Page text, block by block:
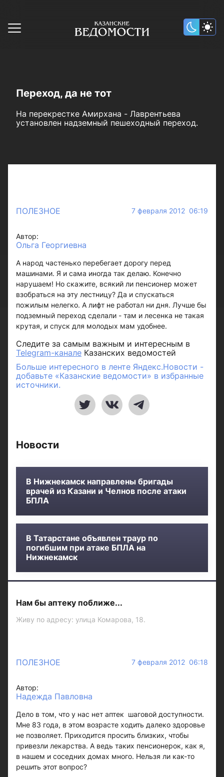
Переход, да не тот
На перекрестке Амирхана - Лаврентьева
установлен надземный пешеходный переход.
ПОЛЕЗНОЕ 7 февраля 2012 06:19
Автор:
Ольга Георгиевна
А народ частенько перебегает дорогу перед
машинами. Я и сама иногда так делаю. Конечно
нарушаем! Но скажите, всякий ли пенсионер может
взобраться на эту лестницу? Да и спускаться
пожилым нелегко. А лифт не работал ни дня. Лучше бы
подземный переход сделали - там и лесенка не такая
крутая, и спуск для молодых мам удобнее.
Следите за самым важным и интересным в
Telegram-канале Казанских ведомостей
Больше интересного в ленте Яндекс.Новости -
добавьте «Казанские ведомости» в избранные
источники.
Новости
В Нижнекамск направлены бригады
врачей из Казани и Челнов после атаки
БПЛА
В Татарстане объявлен траур по
погибшим при атаке БПЛА на
Нижнекамск
Нам бы аптеку поближе...
Живу по адресу: улица Комарова, 18.
ПОЛЕЗНОЕ 7 февраля 2012 06:18
Автор:
Надежда Павловна
Дело в том, что у нас нет аптек шаговой доступности.
Мне 83 года, в этом возрасте ходить далеко здоровье
не позволяет. Приходится просить близких, чтобы
привезли лекарства. А ведь таких пенсионерок, как я,
в нашем и соседних домах много. Нельзя ли как-то
решить этот вопрос?